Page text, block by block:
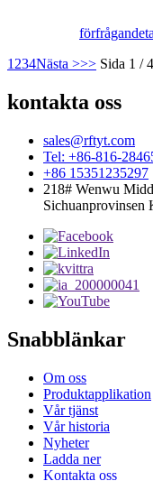
förfrågan
1 234Nästa >>> Sida 1 / 4
kontakta oss
sales@rftyt.com
Tel: +86-816-
+86 15351235297
218# Wenwu
Sichuanprovinsen
Snabblänkar
Om oss
Produktapplikation
Vår tjänst
Vår historia
Nyheter
Ladda ner
Kontakta oss